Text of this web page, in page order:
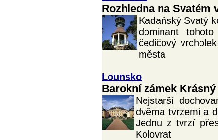
Rozhledna na Svatém
Kadaňský Svatý
dominant
čedičový
města
Lounsko
Barokní zámek
Nejstarší
dvěma tvrzemi a
Jednu z tvrzí
Kolovrat